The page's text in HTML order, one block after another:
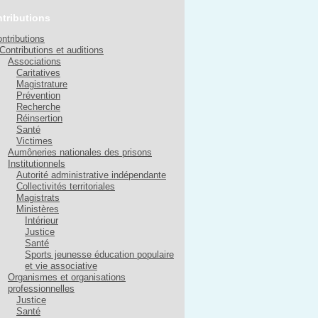
Contributions et auditions
Associations
Caritatives
Magistrature
Prévention
Recherche
Réinsertion
Santé
Victimes
Aumôneries nationales des prisons
Institutionnels
Autorité administrative indépendante
Collectivités territoriales
Magistrats
Ministères
Intérieur
Justice
Santé
Sports jeunesse éducation populaire
et vie associative
Organismes et organisations
professionnelles
Justice
Santé